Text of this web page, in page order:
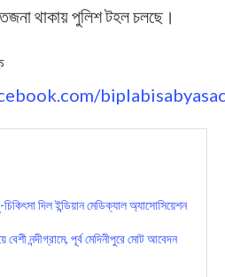
থাকায় পুলিশ টহল চলছে।
দিল ইন্ডিয়ান মেডিক্যাল অ্যাসোসিয়েশন
নন্দীগ্রামে, পূর্ব মেদিনীপুরে মোট আবেদন